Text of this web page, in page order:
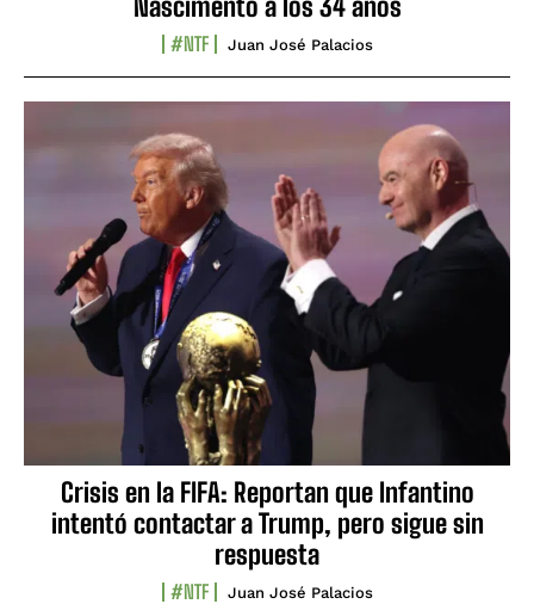
Nascimento a los 34 años
#NTF Juan José Palacios
Crisis en la FIFA: Reportan que Infantino
intentó contactar a Trump, pero sigue sin
respuesta
#NTF Juan José Palacios